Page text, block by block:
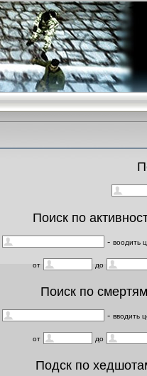
Поиск по
- воодить
от до
Поиск по смертям
-вводить
от до
Подск по